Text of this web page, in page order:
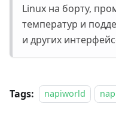
Linux на борту,
температур и
и других
Tags: napiworld